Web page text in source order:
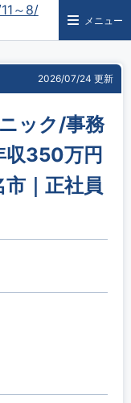
～8/
メニュー
2026/07/24 更新
ック/事務
収350万円
｜正社員